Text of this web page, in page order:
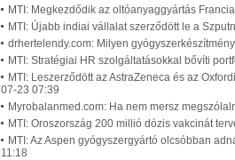
MTI: Megkezdődik az oltóanyaggyártás
MTI: Újabb indiai vállalat szerződött le a
drhertelendy.com: Milyen
MTI: Stratégiai HR szolgáltatásokkal bővíti
MTI: Leszerződött az AstraZeneca és az
07-23 07:39
Myrobalanmed.com: Ha nem mersz
MTI: Oroszország 200 millió dózis vakcinát
MTI: Az Aspen gyógyszergyártó olcsóbban
11:18